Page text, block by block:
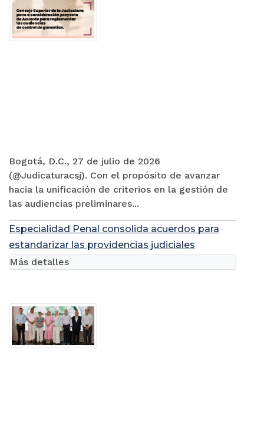
Bogotá, D.C., 27 de julio de 2026
(@Judicaturacsj). Con el propósito de avanzar
hacia la unificación de criterios en la gestión de
las audiencias preliminares...
Especialidad Penal consolida acuerdos para
estandarizar las providencias judiciales
Más detalles